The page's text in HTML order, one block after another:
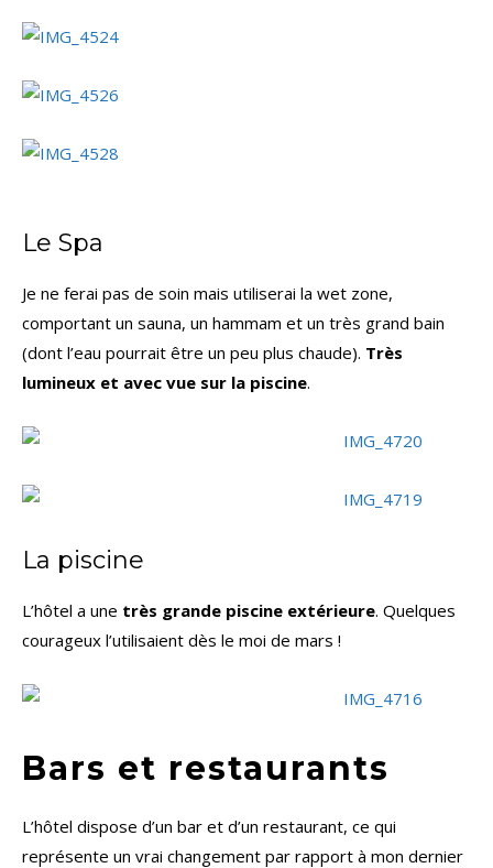
Le Spa
Je ne ferai pas de soin mais utiliserai la wet zone,
comportant un sauna, un hammam et un très grand bain
(dont l’eau pourrait être un peu plus chaude). Très
lumineux et avec vue sur la piscine.
La piscine
L’hôtel a une très grande piscine extérieure. Quelques
courageux l’utilisaient dès le moi de mars !
Bars et restaurants
L’hôtel dispose d’un bar et d’un restaurant, ce qui
représente un vrai changement par rapport à mon dernier